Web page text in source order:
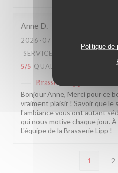
Politique de
Anne D
2026-07-28
SERVICE
5/5 QUALITÉ / PRIX
Brasserie Lipp
Bonjour Anne, Merci pour ce
vraiment plaisir ! Savoir que le
l'ambiance vous ont autant
qui nous motive chaque jour.
L'équipe de la Brasserie Lipp !
1 2